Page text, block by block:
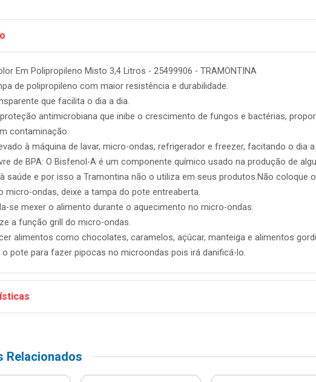
Em Polipropileno Misto 3,4 Litros - 25499906 - TRAMONTINA
de polipropileno com maior resistência e durabilidade.
que facilita o dia a dia.
antimicrobiana que inibe o crescimento de fungos e bactérias,
contaminação.
à máquina de lavar, micro-ondas, refrigerador e freezer, facitando o dia a
de BPA: O Bisfenol-A é um componente químico usado na produção de
saúde e por isso a Tramontina não o utiliza em seus produtos.Não
micro-ondas, deixe a tampa do pote entreaberta.
se mexer o alimento durante o aquecimento no micro-ondas.
a função grill do micro-ondas.
alimentos como chocolates, caramelos, açúcar, manteiga e alimentos
o pote para fazer pipocas no microondas pois irá danificá-lo.
Relacionados